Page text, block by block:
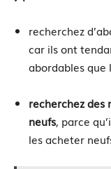
recherchez
car ils ont
abordables que
recherchez des
neufs, parce
les acheter